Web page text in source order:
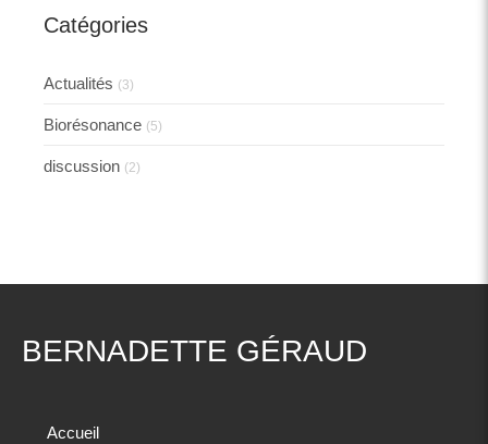
Catégories
Actualités (3)
Biorésonance (5)
discussion (2)
BERNADETTE GÉRAUD
Accueil